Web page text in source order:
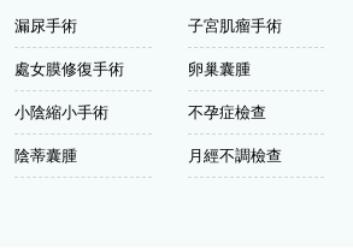
漏尿手術
處女膜修復手術
小陰縮小手術
陰蒂囊腫
子宮肌瘤手術
卵巢囊腫
不孕症檢查
月經不調檢查